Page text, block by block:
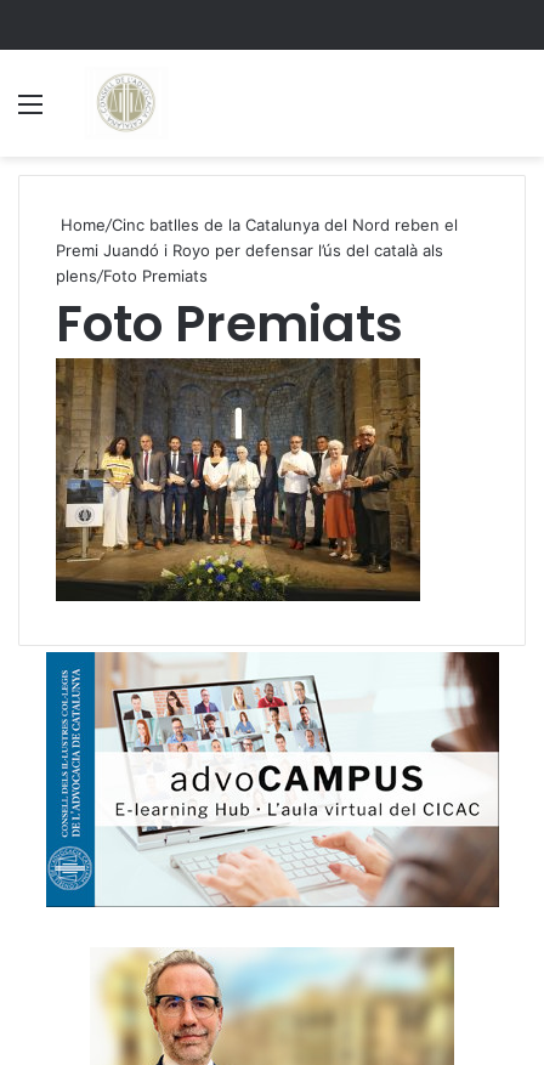
Home/Cinc batlles de la Catalunya del Nord reben el
Premi Juandó i Royo per defensar l’ús del català als
plens/Foto Premiats
Foto Premiats